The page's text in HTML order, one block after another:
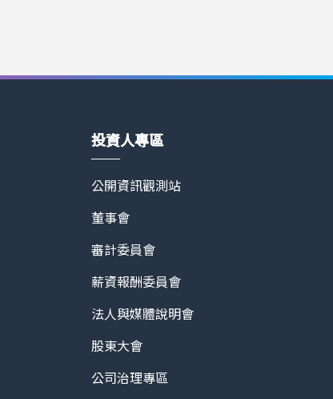
tw/導覽系統的門檻。Asteroom提供高品質、
投資人專區
公開資訊觀測站
董事會
審計委員會
薪資報酬委員會
法人與媒體說明會
股東大會
公司治理專區